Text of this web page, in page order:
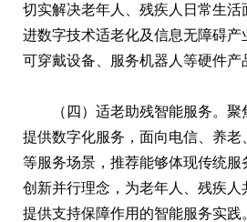
切实解决老年人、残疾人日常生活
进数字技术适老化及信息无障碍产
可穿戴设备、服务机器人等硬件产
（四）适老助残智能服务。
提供数字化服务，面向电信、养老
等服务场景，推荐能够体现传统服
创新并行理念，为老年人、残疾人
提供支持保障作用的智能服务实践